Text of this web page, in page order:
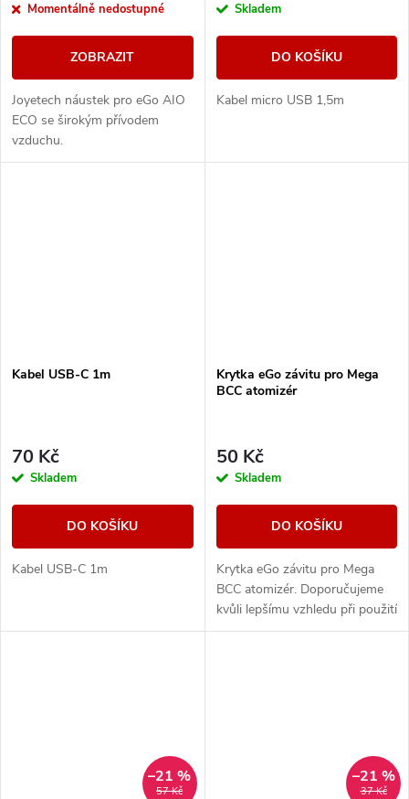
Momentálně nedostupné
ZOBRAZIT
Joyetech náustek pro eGo AIO
ECO se širokým přívodem
vzduchu.
Skladem
DO KOŠÍKU
Kabel micro USB 1,5m
Kabel USB-C 1m
70 Kč
Skladem
DO KOŠÍKU
Kabel USB-C 1m
Krytka eGo závitu pro Mega
BCC atomizér
50 Kč
Skladem
DO KOŠÍKU
Krytka eGo závitu pro Mega
BCC atomizér. Doporučujeme
kvůli lepšímu vzhledu při použití
s eGo baterií.
57 Kč
–21 %
37 Kč
–21 %